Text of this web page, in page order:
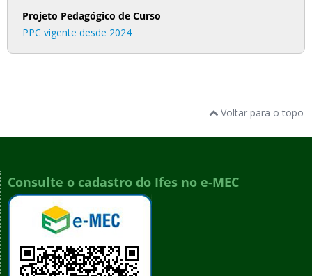
Projeto Pedagógico de Curso
PPC vigente desde 2024
Voltar para o topo
Consulte o cadastro do Ifes no e-MEC